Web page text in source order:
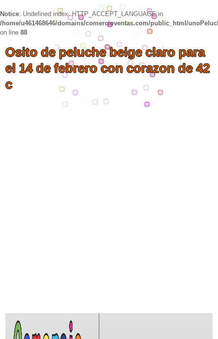
Notice: Undefined index: HTTP_ACCEPT_LANGUAGE in
/home/u461468646/domains/comercioventas.com/public_html/
on line 88
Osito de peluche beige claro para
el 14 de febrero con corazon de 42
c